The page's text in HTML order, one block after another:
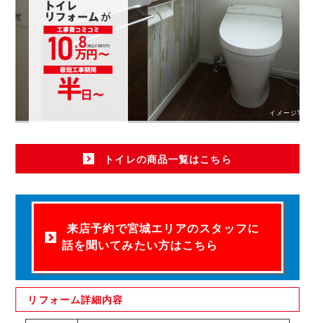
イメージ写真
トイレの商品一覧はこちら
来店予約で宮城エリアのスタッフに
話を聞いてみたい方はこちら
リフォーム詳細内容